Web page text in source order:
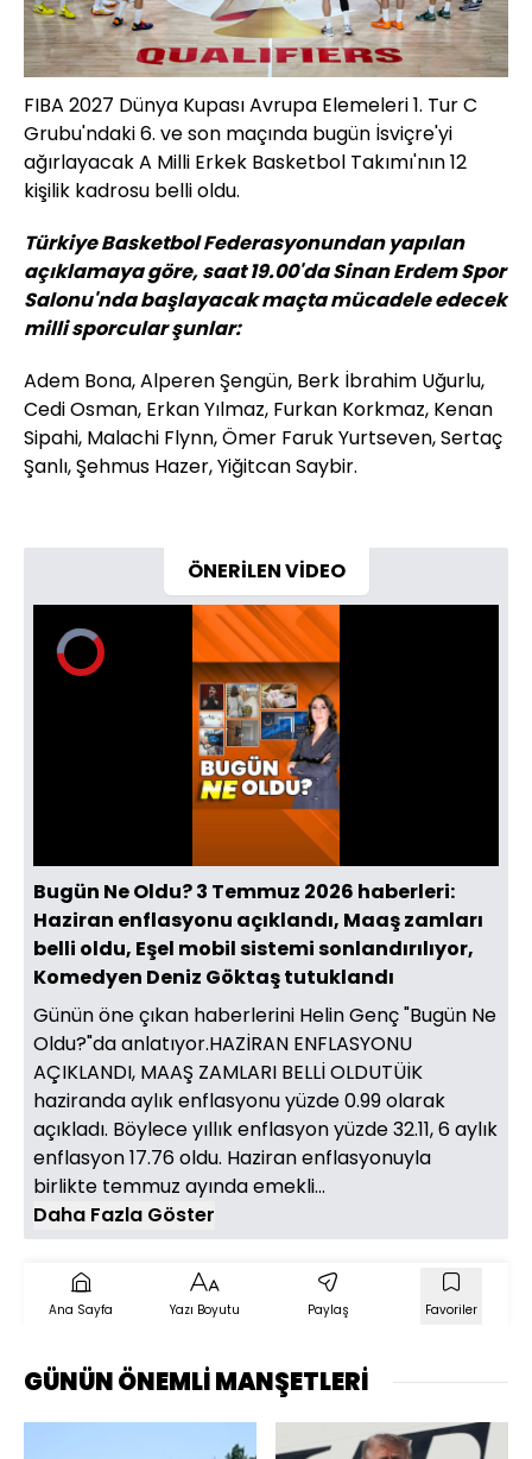
FIBA 2027 Dünya Kupası Avrupa Elemeleri 1. Tur C
Grubu'ndaki 6. ve son maçında bugün İsviçre'yi
ağırlayacak A Milli Erkek Basketbol Takımı'nın 12
kişilik kadrosu belli oldu.
Türkiye Basketbol Federasyonundan yapılan
açıklamaya göre, saat 19.00'da Sinan Erdem Spor
Salonu'nda başlayacak maçta mücadele edecek
milli sporcular şunlar:
Adem Bona, Alperen Şengün, Berk İbrahim Uğurlu,
Cedi Osman, Erkan Yılmaz, Furkan Korkmaz, Kenan
Sipahi, Malachi Flynn, Ömer Faruk Yurtseven, Sertaç
Şanlı, Şehmus Hazer, Yiğitcan Saybir.
ÖNERİLEN VİDEO
Video
Oynatıcısı
yükleniyor.
Aç
Hızı
Bugün Ne Oldu? 3 Temmuz 2026 haberleri:
Haziran enflasyonu açıklandı, Maaş zamları
belli oldu, Eşel mobil sistemi sonlandırılıyor,
Komedyen Deniz Göktaş tutuklandı
Günün öne çıkan haberlerini Helin Genç "Bugün Ne
Oldu?"da anlatıyor.HAZİRAN ENFLASYONU
AÇIKLANDI, MAAŞ ZAMLARI BELLİ OLDUTÜİK
haziranda aylık enflasyonu yüzde 0.99 olarak
açıkladı. Böylece yıllık enflasyon yüzde 32.11, 6 aylık
enflasyon 17.76 oldu. Haziran enflasyonuyla
birlikte temmuz ayında emekli...
Daha Fazla Göster
Ana Sayfa Yazı Boyutu Paylaş Favoriler
GÜNÜN ÖNEMLİ MANŞETLERİ